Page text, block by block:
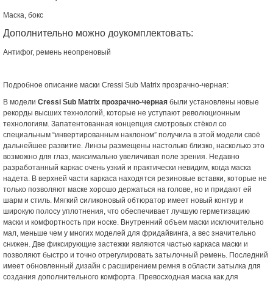
Маска, бокс
Дополнительно можно доукомплектовать:
Антифог, ремень неопреновый
Подробное описание маски Cressi Sub Matrix прозрачно-черная:
В модели Cressi Sub Matrix прозрачно-черная были установлены новые
рекорды высших технологий, которые не уступают революционным
технологиям. Запатентованная концепция смотровых стёкол со
специальным “инвертированным наклоном” получила в этой модели своё
дальнейшее развитие. Линзы размещены настолько близко, насколько это
возможно для глаз, максимально увеличивая поле зрения. Недавно
разработанный каркас очень узкий и практически невидим, когда маска
надета. В верхней части каркаса находятся резиновые вставки, которые не
только позволяют маске хорошо держаться на голове, но и придают ей
шарм и стиль. Мягкий силиконовый обтюратор имеет новый контур и
широкую полосу уплотнения, что обеспечивает лучшую герметизацию
маски и комфортность при носке. Внутренний объем маски исключительно
мал, меньше чем у многих моделей для фридайвинга, а вес значительно
снижен. Две фиксирующие застежки являются частью каркаса маски и
позволяют быстро и точно отрегулировать затылочный ремень. Последний
имеет обновленный дизайн с расширением ремня в области затылка для
создания дополнительного комфорта. Превосходная маска как для